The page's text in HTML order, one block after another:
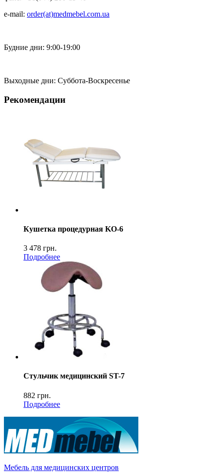
e-mail: order(at)medmebel.com.ua
Будние дни: 9:00-19:00
Выходные дни: Суббота-Воскресенье
Рекомендации
Кушетка процедурная KO-6
3 478 грн.
Подробнее
Стульчик медицинский ST-7
882 грн.
Подробнее
Мебель для медицинских центров